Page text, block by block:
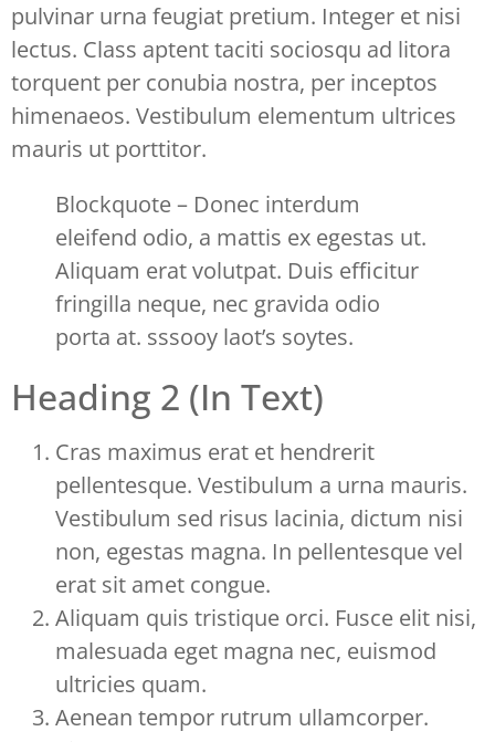
pulvinar urna feugiat pretium. Integer et nisi
lectus. Class aptent taciti sociosqu ad litora
torquent per conubia nostra, per inceptos
himenaeos. Vestibulum elementum ultrices
mauris ut porttitor.
Blockquote – Donec interdum
eleifend odio, a mattis ex egestas ut.
Aliquam erat volutpat. Duis efficitur
fringilla neque, nec gravida odio
porta at. sssooy laot’s soytes.
Heading 2 (In Text)
Cras maximus erat et hendrerit
pellentesque. Vestibulum a urna mauris.
Vestibulum sed risus lacinia, dictum nisi
non, egestas magna. In pellentesque vel
erat sit amet congue.
Aliquam quis tristique orci. Fusce elit nisi,
malesuada eget magna nec, euismod
ultricies quam.
Aenean tempor rutrum ullamcorper.